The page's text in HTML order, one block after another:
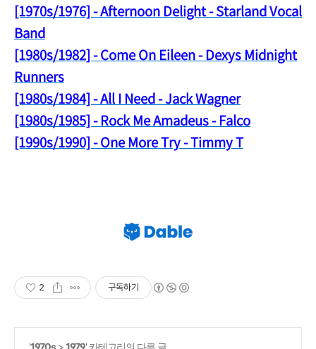
[1970s/1976] - Afternoon Delight - Starland Vocal
Band
[1980s/1982] - Come On Eileen - Dexys Midnight
Runners
[1980s/1984] - All I Need - Jack Wagner
[1980s/1985] - Rock Me Amadeus - Falco
[1990s/1990] - One More Try - Timmy T
2 구독하기